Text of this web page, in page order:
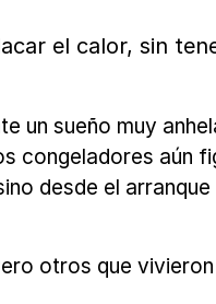
el calor, sin
un sueño muy
congeladores aún
desde el
otros que